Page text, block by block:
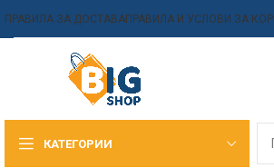
ПРАВИЛА ЗА ДОСТАВАПРАВИЛА И УСЛОВИ ЗА
КАТЕГОРИИ